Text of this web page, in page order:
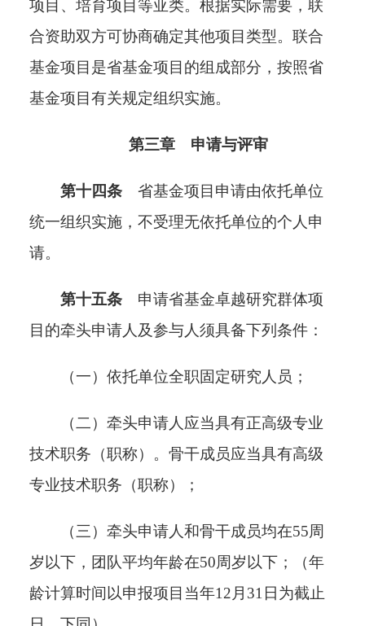
项目、培育项目等亚类。根据实际需要，联
合资助双方可协商确定其他项目类型。联合
基金项目是省基金项目的组成部分，按照省
基金项目有关规定组织实施。
第三章 申请与评审
第十四条
省基金项目申请由依托单位
统一组织实施，不受理无依托单位的个人申
请。
第十五条
申请省基金卓越研究群体项
目的牵头申请人及参与人须具备下列条件：
（一）依托单位全职固定研究人员；
（二）牵头申请人应当具有正高级专业
技术职务（职称）。骨干成员应当具有高级
专业技术职务（职称）；
（三）牵头申请人和骨干成员均在55周
岁以下，团队平均年龄在50周岁以下；（年
龄计算时间以申报项目当年12月31日为截止